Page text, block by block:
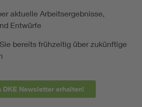
aktuelle Arbeitsergebnisse,
Entwürfe
bereits frühzeitig über zukünftige
Newsletter erhalten!